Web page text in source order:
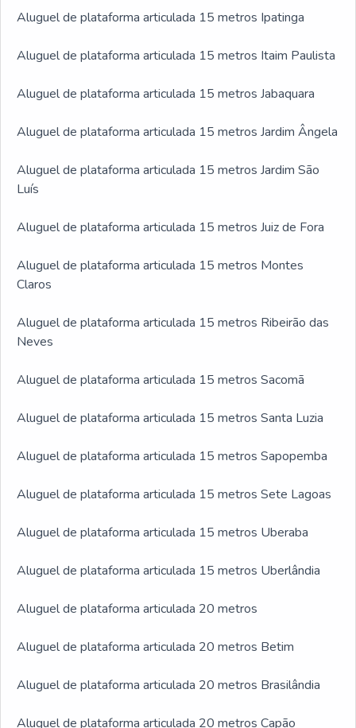
Aluguel de plataforma articulada 15 metros Ipatinga
Aluguel de plataforma articulada 15 metros Itaim Paulista
Aluguel de plataforma articulada 15 metros Jabaquara
Aluguel de plataforma articulada 15 metros Jardim Ângela
Aluguel de plataforma articulada 15 metros Jardim São
Luís
Aluguel de plataforma articulada 15 metros Juiz de Fora
Aluguel de plataforma articulada 15 metros Montes
Claros
Aluguel de plataforma articulada 15 metros Ribeirão das
Neves
Aluguel de plataforma articulada 15 metros Sacomã
Aluguel de plataforma articulada 15 metros Santa Luzia
Aluguel de plataforma articulada 15 metros Sapopemba
Aluguel de plataforma articulada 15 metros Sete Lagoas
Aluguel de plataforma articulada 15 metros Uberaba
Aluguel de plataforma articulada 15 metros Uberlândia
Aluguel de plataforma articulada 20 metros
Aluguel de plataforma articulada 20 metros Betim
Aluguel de plataforma articulada 20 metros Brasilândia
Aluguel de plataforma articulada 20 metros Capão